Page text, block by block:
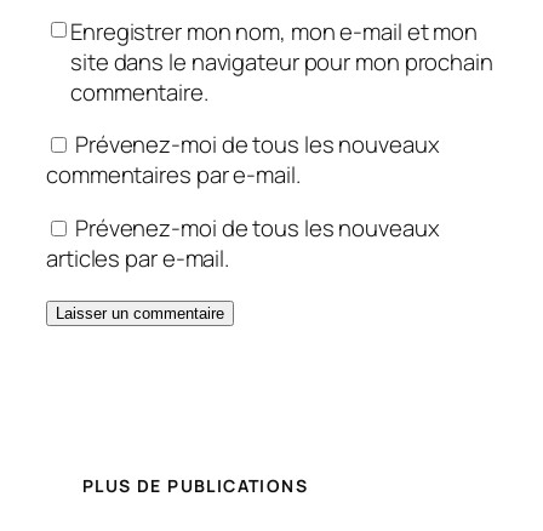
Enregistrer mon nom, mon e-mail et mon
site dans le navigateur pour mon prochain
commentaire.
Prévenez-moi de tous les nouveaux
commentaires par e-mail.
Prévenez-moi de tous les nouveaux
articles par e-mail.
PLUS DE PUBLICATIONS